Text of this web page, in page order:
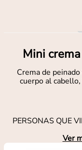
Mini
Crema de
cuerpo al
PERSONAS QUE
Ver